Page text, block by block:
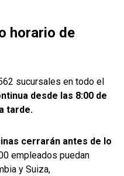
horario de
sucursales en todo el
desde las 8:00 de
tarde.
cerrarán antes de lo
empleados puedan
y Suiza,